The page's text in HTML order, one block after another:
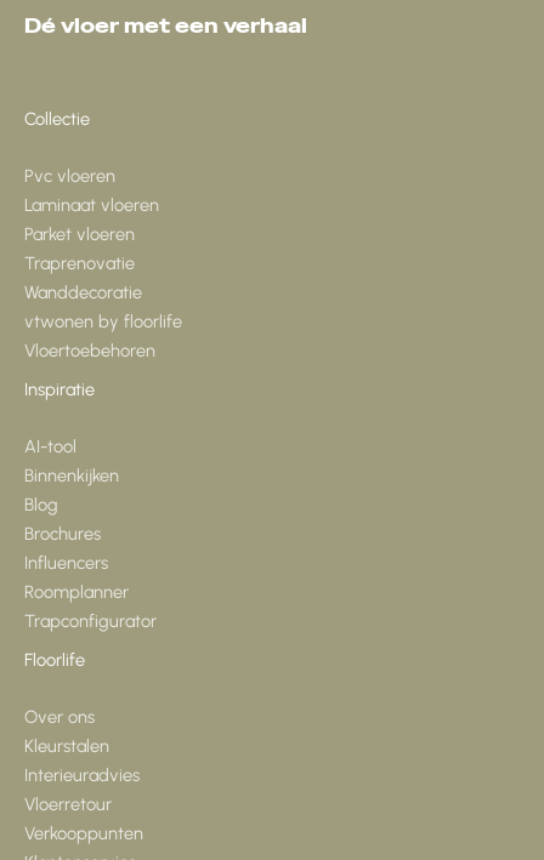
Dé vloer met een verhaal
Collectie
Pvc vloeren
Laminaat vloeren
Parket vloeren
Traprenovatie
Wanddecoratie
vtwonen by floorlife
Vloertoebehoren
Inspiratie
AI-tool
Binnenkijken
Blog
Brochures
Influencers
Roomplanner
Trapconfigurator
Floorlife
Over ons
Kleurstalen
Interieuradvies
Vloerretour
Verkooppunten